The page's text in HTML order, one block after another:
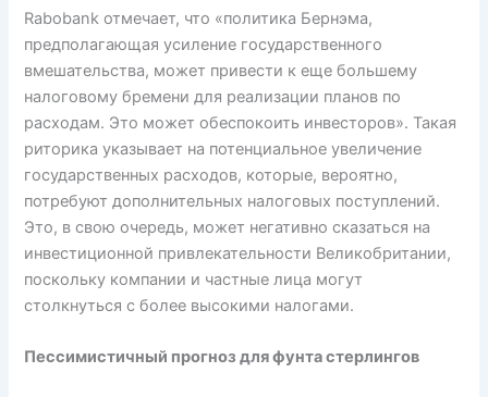
Rabobank отмечает, что «политика Бернэма,
предполагающая усиление государственного
вмешательства, может привести к еще большему
налоговому бремени для реализации планов по
расходам. Это может обеспокоить инвесторов». Такая
риторика указывает на потенциальное увеличение
государственных расходов, которые, вероятно,
потребуют дополнительных налоговых поступлений.
Это, в свою очередь, может негативно сказаться на
инвестиционной привлекательности Великобритании,
поскольку компании и частные лица могут
столкнуться с более высокими налогами.
Пессимистичный прогноз для фунта стерлингов